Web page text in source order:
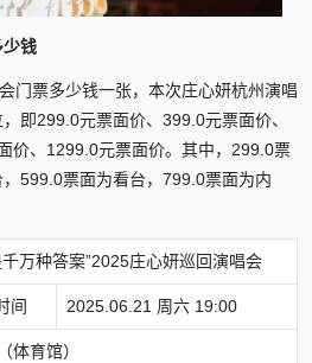
少钱
门票多少钱一张，本次庄心妍杭州演唱
即299.0元票面价、399.0元票面价、
价、1299.0元票面价。其中，299.0票
599.0票面为看台，799.0票面为内
千万种答案”2025庄心妍巡回演唱会
间 2025.06.21 周六 19:00
体育馆）